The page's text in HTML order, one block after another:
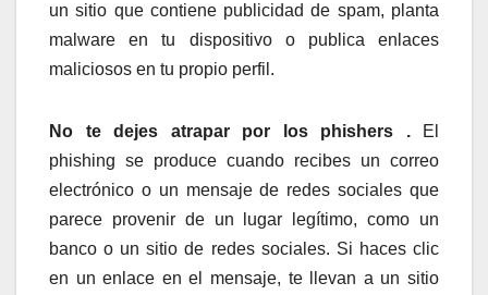
un sitio que contiene publicidad de spam, planta
malware en tu dispositivo o publica enlaces
maliciosos en tu propio perfil.
No te dejes atrapar por los phishers .El
phishing se produce cuando recibes un correo
electrónico o un mensaje de redes sociales que
parece provenir de un lugar legítimo, como un
banco o un sitio de redes sociales. Si haces clic
en un enlace en el mensaje, te llevan a un sitio